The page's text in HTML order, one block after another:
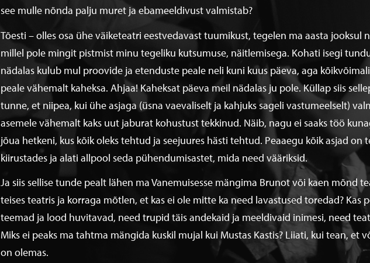
see mulle nõnda palju muret ja ebameeldivust valmistab?
Tõesti – olles osa ühe väiketeatri eestvedavast tuumikust, tegelen ma aasta jooksul
millel pole mingit pistmist minu tegeliku kutsumuse, näitlemisega. Kohati isegi
nädalas kulub mul proovide ja etenduste peale neli kuni kuus päeva, aga
peale vähemalt kaheksa. Ahjaa! Kaheksat päeva meil nädalas ju pole. Küllap siis
tunne, et niipea, kui ühe asjaga (üsna vaevaliselt ja kahjuks sageli vastumeelselt)
asemele vähemalt kaks uut jaburat kohustust tekkinud. Näib, nagu ei saaks töö
jõua hetkeni, kus kõik oleks tehtud ja seejuures hästi tehtud. Peaaegu kõik asjad on
kiirustades ja alati allpool seda pühendumisastet, mida need vääriksid.
Ja siis sellise tunde pealt lähen ma Vanemuisesse mängima Brunot või kaen mõnd
teises teatris ja korraga mõtlen, et kas ei ole mitte ka need lavastused toredad? Kas
teemad ja lood huvitavad, need trupid täis andekaid ja meeldivaid inimesi, need
Miks ei peaks ma tahtma mängida kuskil mujal kui Mustas Kastis? Liiati, kui tean, et
on olemas.